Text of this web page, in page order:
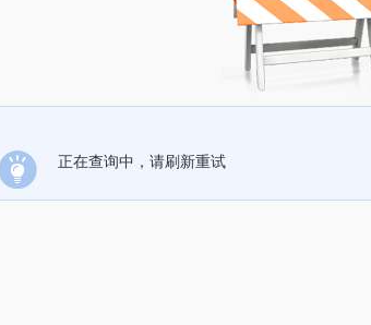
正在查询中，请刷新重试